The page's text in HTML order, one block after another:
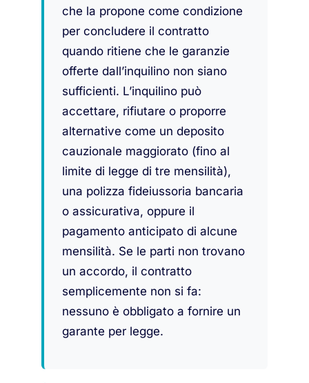
che la propone come condizione
per concludere il contratto
quando ritiene che le garanzie
offerte dall’inquilino non siano
sufficienti. L’inquilino può
accettare, rifiutare o proporre
alternative come un deposito
cauzionale maggiorato (fino al
limite di legge di tre mensilità),
una polizza fideiussoria bancaria
o assicurativa, oppure il
pagamento anticipato di alcune
mensilità. Se le parti non trovano
un accordo, il contratto
semplicemente non si fa:
nessuno è obbligato a fornire un
garante per legge.